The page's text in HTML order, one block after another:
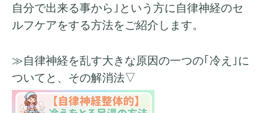
自分で出来る事から｣という方に自律神経のセ
ルフケアをする方法をご紹介します。
≫自律神経を乱す大きな原因の一つの｢冷え｣に
ついてと、その解消法▽